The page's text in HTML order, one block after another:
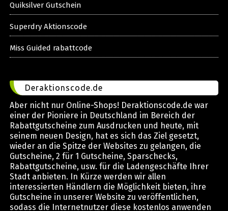
Quiksilver Gutschein
Superdry Aktionscode
Miss Guided rabattcode
Deraktionscode.de
Aber nicht nur Online-Shops! Deraktionscode.de war
einer der Pioniere in Deutschland im Bereich der
Rabattgutscheine zum Ausdrucken und heute, mit
seinem neuen Design, hat es sich das Ziel gesetzt,
wieder an die Spitze der Websites zu gelangen, die
Gutscheine, 2 für 1 Gutscheine, Sparschecks,
Rabattgutscheine, usw. für die Ladengeschäfte Ihrer
Stadt anbieten. In Kürze werden wir allen
interessierten Händlern die Möglichkeit bieten, ihre
Gutscheine in unserer Website zu veröffentlichen,
sodass die Internetnutzer diese kostenlos anwenden